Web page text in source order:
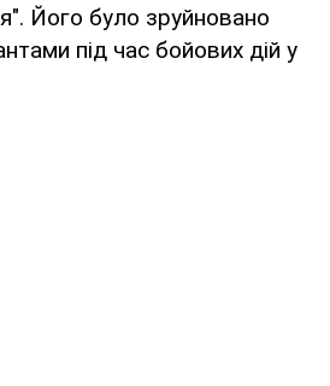
Його було зруйновано
під час бойових дій у